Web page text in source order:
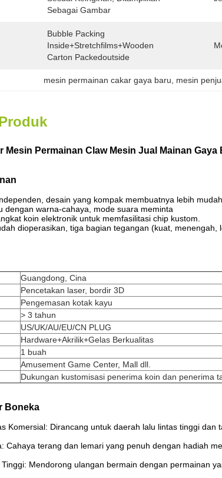
Sebagai Gambar
Bubble Packing
Inside+Stretchfilms+Wooden
Carton Packedoutside
mesin permainan cakar gaya baru mesin
Mesin Permainan Claw Mesin Jual Mainan
desain yang kompak membuatnya lebih
dengan warna-cahaya, mode suara meminta
koin elektronik untuk memfasilitasi chip kustom.
dioperasikan, tiga bagian tegangan (kuat, menengah,
Guangdong, Cina
Pencetakan laser, bordir 3D
Pengemasan kotak kayu
> 3 tahun
US/UK/AU/EU/CN PLUG
Hardware+Akrilik+Gelas Berkualitas
1 buah
Amusement Game Center, Mall dll.
Dukungan kustomisasi penerima koin dan penerima
Boneka
Komersial: Dirancang untuk daerah lalu lintas tinggi dan
Cahaya terang dan lemari yang penuh dengan hadiah
Mendorong ulangan bermain dengan permainan